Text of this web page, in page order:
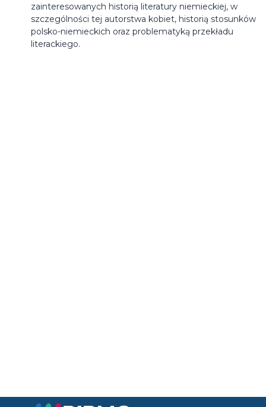
zainteresowanych historią literatury niemieckiej, w
szczególności tej autorstwa kobiet, historią stosunków
polsko-niemieckich oraz problematyką przekładu
literackiego.